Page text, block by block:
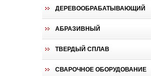
ДЕРЕВООБРАБАТЫВАЮЩИЙ
АБРАЗИВНЫЙ
ТВЕРДЫЙ СПЛАВ
СВАРОЧНОЕ ОБОРУДОВАНИЕ